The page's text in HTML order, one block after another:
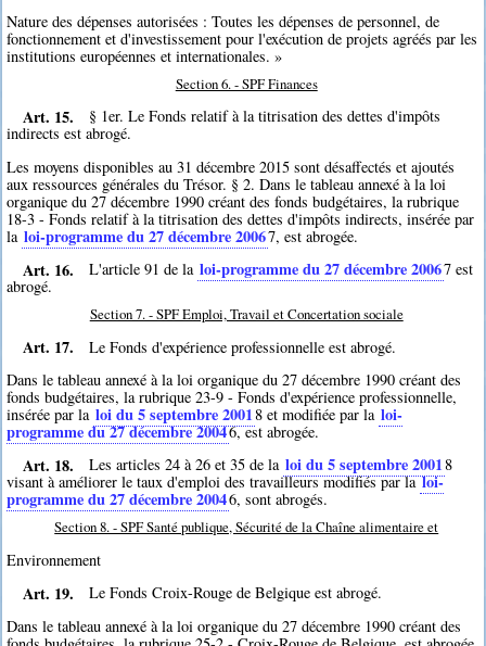
Nature des dépenses autorisées : Toutes les dépenses de personnel, de
fonctionnement et d'investissement pour l'exécution de projets agréés par les
institutions européennes et internationales. »
Section 6. - SPF Finances
Art. 15.
§ 1er. Le Fonds relatif à la titrisation des dettes d'impôts
indirects est abrogé.
Les moyens disponibles au 31 décembre 2015 sont désaffectés et ajoutés
aux ressources générales du Trésor. § 2. Dans le tableau annexé à la loi
organique du 27 décembre 1990 créant des fonds budgétaires, la rubrique
18-3 - Fonds relatif à la titrisation des dettes d'impôts indirects, insérée par
la loi-programme du 27 décembre 20067, est abrogée.
Art. 16. L'article 91 de la loi-programme du 27 décembre 20067 est
abrogé.
Section 7. - SPF Emploi, Travail et Concertation sociale
Art. 17.
Le Fonds d'expérience professionnelle est abrogé.
Dans le tableau annexé à la loi organique du 27 décembre 1990 créant des
fonds budgétaires, la rubrique 23-9 - Fonds d'expérience professionnelle,
insérée par la loi du 5 septembre 20018 et modifiée par la loi-
programme du 27 décembre 20046, est abrogée.
Art. 18. Les articles 24 à 26 et 35 de la loi du 5 septembre 20018
visant à améliorer le taux d'emploi des travailleurs modifiés par laloi-
programme du 27 décembre 20046, sont abrogés.
Section 8. - SPF Santé publique, Sécurité de la Chaîne alimentaire et
Environnement
Art. 19.
Le Fonds Croix-Rouge de Belgique est abrogé.
Dans le tableau annexé à la loi organique du 27 décembre 1990 créant des